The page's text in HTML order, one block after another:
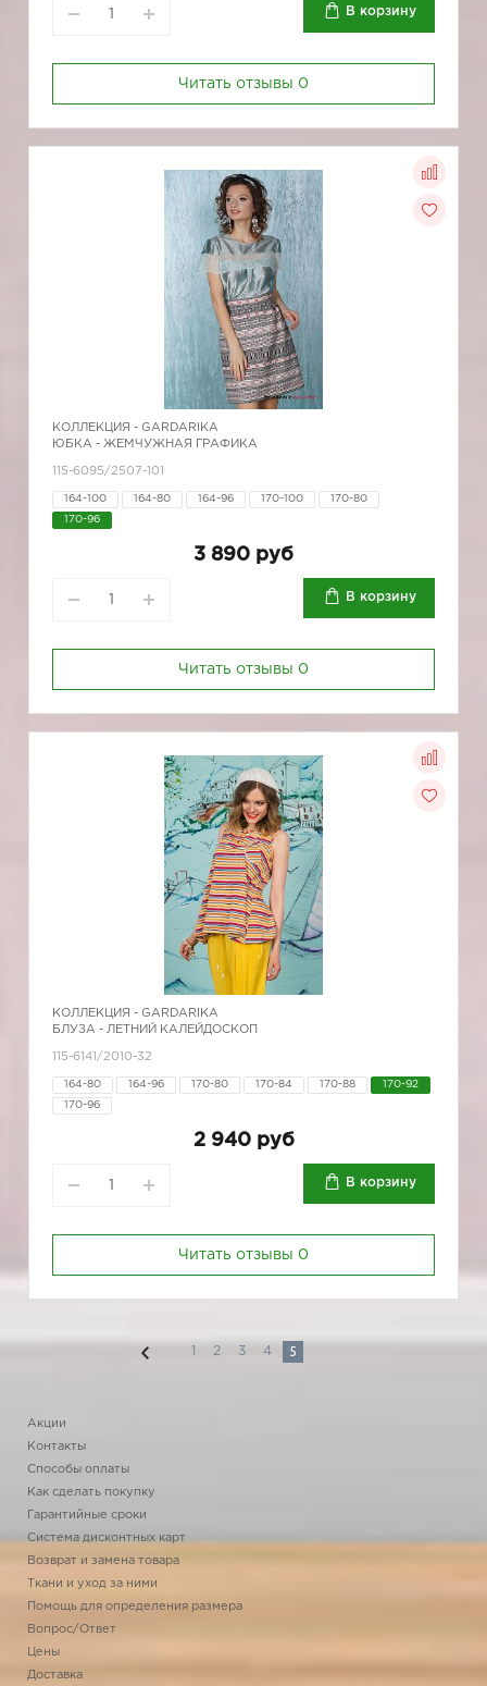
В корзину
Читать отзывы 0
КОЛЛЕКЦИЯ - GARDARIKA
ЮБКА - ЖЕМЧУЖНАЯ ГРАФИКА
115-6095/2507-101
164-100 164-80 164-96 170-100 170-80
170-96
3 890 руб
В корзину
Читать отзывы 0
КОЛЛЕКЦИЯ - GARDARIKA
БЛУЗА - ЛЕТНИЙ КАЛЕЙДОСКОП
115-6141/2010-32
164-80 164-96 170-80 170-84 170-88 170-92
170-96
2 940 руб
В корзину
Читать отзывы 0
2 3 4 5
Акции
Контакты
Способы оплаты
Как сделать покупку
Гарантийные сроки
Система дисконтных карт
Возврат и замена товара
Ткани и уход за ними
Помощь для определения размера
Вопрос/Ответ
Цены
Доставка